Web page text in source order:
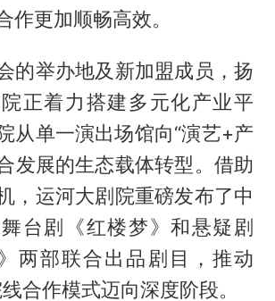
作更加顺畅高效。
的举办地及新加盟成员，扬
正着力搭建多元化产业平
从单一演出场馆向“演艺+产
发展的生态载体转型。借助
，运河大剧院重磅发布了中
台剧《红楼梦》和悬疑剧
两部联合出品剧目，推动
合作模式迈向深度阶段。